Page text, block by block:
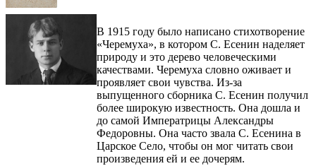
В 1915 году было написано стихотворение
«Черемуха», в котором С. Есенин наделяет
природу и это дерево человеческими
качествами. Черемуха словно оживает и
проявляет свои чувства. Из-за
выпущенного сборника С. Есенин получил
более широкую известность. Она дошла и
до самой Императрицы Александры
Федоровны. Она часто звала С. Есенина в
Царское Село, чтобы он мог читать свои
произведения ей и ее дочерям.